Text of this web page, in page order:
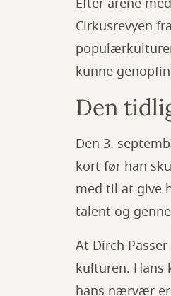
Cirkusrevyen
kunne
Den
Den 3.
kort før han
med til at give
talent og
At Dirch
kulturen. Hans
hans nærvær er